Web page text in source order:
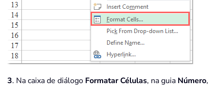
3. Na caixa de diálogo Formatar Células, na guia Número,